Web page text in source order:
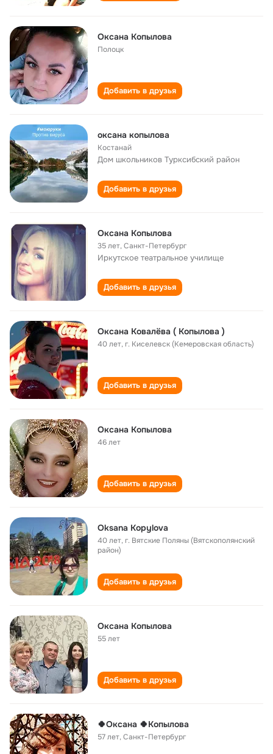
Оксана Копылова
Полоцк
Добавить в друзья
оксана копылова
Костанай
Дом школьников Турксибский район
Добавить в друзья
Оксана Копылова
35 лет,Санкт-Петербург
Иркутское театральное училище
Добавить в друзья
Оксана Ковалёва ( Копылова )
40 лет,г. Киселевск (Кемеровская область)
Добавить в друзья
Оксана Копылова
46 лет
Добавить в друзья
Oksana Kopylova
40 лет,г. Вятские Поляны (Вятскополянский
район)
Добавить в друзья
Оксана Копылова
55 лет
Добавить в друзья
🍀Оксана 🍀Копылова
57 лет,Санкт-Петербург